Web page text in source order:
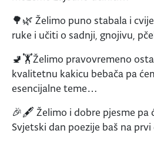
🌳🌿 Želimo puno stabala i
ruke i učiti o sadnji, gnojivu,
🚽🏋️Želimo pravovremeno
kvalitetnu kakicu bebača pa
esencijalne teme…
🎉🖋️ Želimo i dobre pjesme pa
Svjetski dan poezije baš na